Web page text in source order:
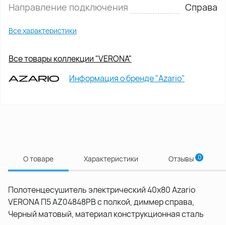
Направление подключения
Справа
Все характеристики
Все товары коллекции "VERONA"
Информация о бренде "Azario"
О товаре Характеристики Отзывы 0
Полотенцесушитель электрический 40х80 Azario
VERONA П5 AZ04848PB с полкой, диммер справа,
Черный матовый, материал конструкционная сталь